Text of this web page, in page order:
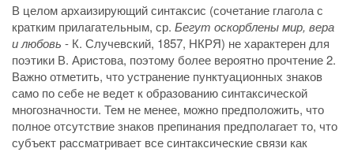
В целом архаизирующий синтаксис (сочетание глагола с
кратким прилагательным, ср. Бегут оскорблены мир, вера
и любовь - К. Случевский, 1857, НКРЯ) не характерен для
поэтики В. Аристова, поэтому более вероятно прочтение 2.
Важно отметить, что устранение пунктуационных знаков
само по себе не ведет к образованию синтаксической
многозначности. Тем не менее, можно предположить, что
полное отсутствие знаков препинания предполагает то, что
субъект рассматривает все синтаксические связи как